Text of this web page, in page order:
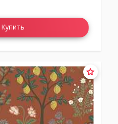
Купить